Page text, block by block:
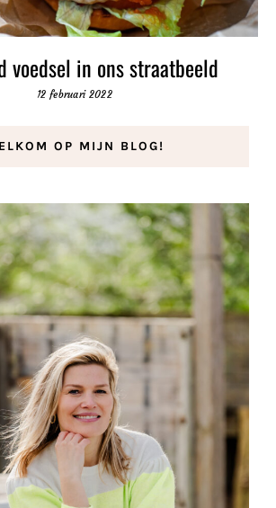
voedsel in ons straatbeeld
12 februari 2022
OP MIJN BLOG!